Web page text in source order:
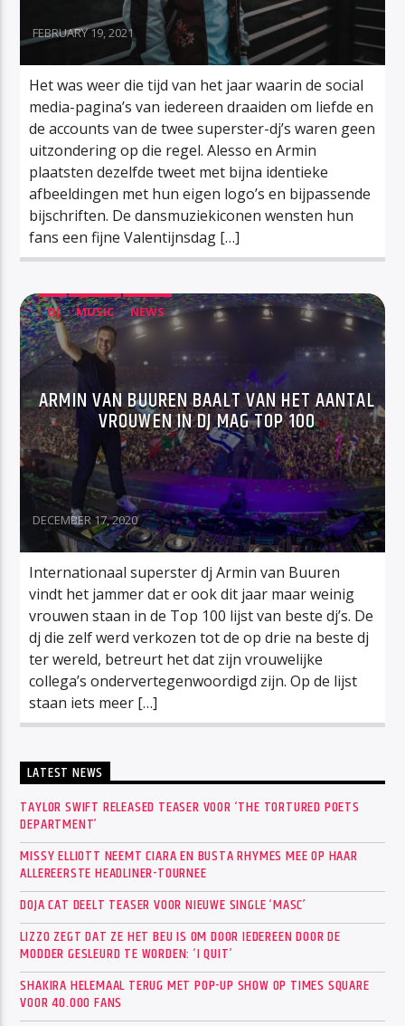
FEBRUARY 19, 2021
Het was weer die tijd van het jaar waarin de social
media-pagina’s van iedereen draaiden om liefde en
de accounts van de twee superster-dj’s waren geen
uitzondering op die regel. Alesso en Armin
plaatsten dezelfde tweet met bijna identieke
afbeeldingen met hun eigen logo’s en bijpassende
bijschriften. De dansmuziekiconen wensten hun
fans een fijne Valentijnsdag […]
DJ MUSIC NEWS
ARMIN VAN BUUREN BAALT VAN HET AANTAL
VROUWEN IN DJ MAG TOP 100
DECEMBER 17, 2020
Internationaal superster dj Armin van Buuren
vindt het jammer dat er ook dit jaar maar weinig
vrouwen staan in de Top 100 lijst van beste dj’s. De
dj die zelf werd verkozen tot de op drie na beste dj
ter wereld, betreurt het dat zijn vrouwelijke
collega’s ondervertegenwoordigd zijn. Op de lijst
staan iets meer […]
LATEST NEWS
TAYLOR SWIFT RELEASED TEASER VOOR ‘THE TORTURED POETS
DEPARTMENT’
MISSY ELLIOTT NEEMT CIARA EN BUSTA RHYMES MEE OP HAAR
ALLEREERSTE HEADLINER-TOURNEE
DOJA CAT DEELT TEASER VOOR NIEUWE SINGLE ‘MASC’
LIZZO ZEGT DAT ZE HET BEU IS OM DOOR IEDEREEN DOOR DE
MODDER GESLEURD TE WORDEN: ‘I QUIT’
SHAKIRA HELEMAAL TERUG MET POP-UP SHOW OP TIMES SQUARE
VOOR 40.000 FANS